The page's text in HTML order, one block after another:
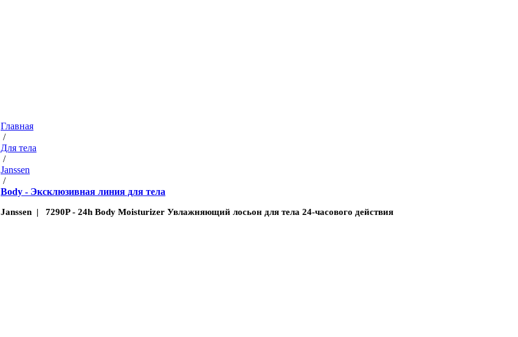
Главная
/
Для тела
/
Janssen
/
Body - Эксклюзивная линия для тела
Janssen | 7290P - 24h Body Moisturizer Увлажняющий лосьон для тела 24-часового действия